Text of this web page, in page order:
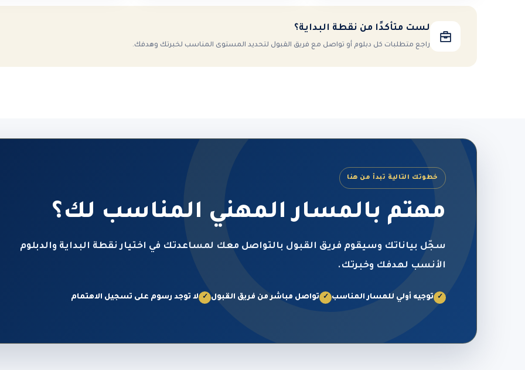
لست متأكدًا من نقطة البداية؟
راجع متطلبات كل دبلوم أو تواصل مع فريق القبول لتحديد المستوى المناسب لخبرتك وهدفك.
خطوتك التالية تبدأ من هنا
مهتم بالمسار المهني المناسب لك؟
سجّل بياناتك وسيقوم فريق القبول بالتواصل معك لمساعدتك في اختيار نقطة البداية والدبلوم
الأنسب لهدفك وخبرتك.
✓ توجيه أولي للمسار المناسب ✓ تواصل مباشر من فريق القبول ✓ لا توجد رسوم على تسجيل الاهتمام